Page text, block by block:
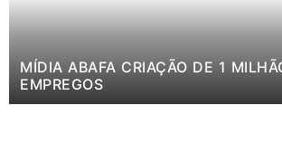
MÍDIA ABAFA CRIAÇÃO DE 1
EMPREGOS